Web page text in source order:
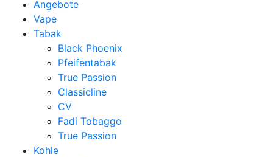
Angebote
Vape
Tabak
Black Phoenix
Pfeifentabak
True Passion
Classicline
CV
Fadi Tobaggo
True Passion
Kohle